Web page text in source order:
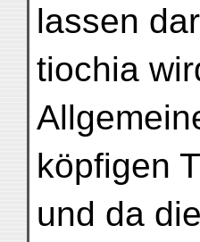
lassen
tiochia
köpfigen
und da